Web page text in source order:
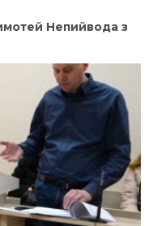
Непийвода з